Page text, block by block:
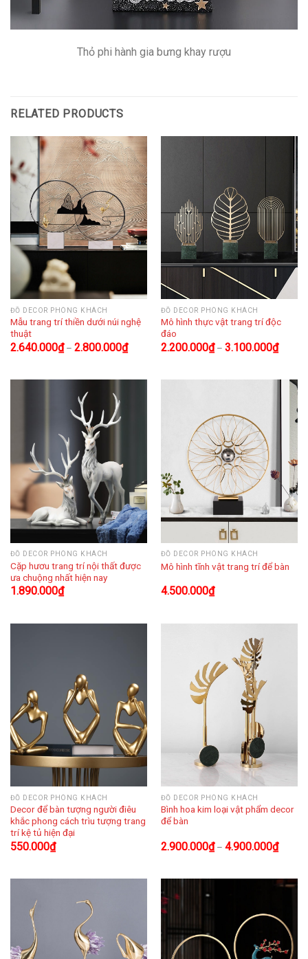
Thỏ phi hành gia bưng khay rượu
RELATED PRODUCTS
ĐỒ DECOR PHÒNG KHÁCH
Mẫu trang trí thiền dưới núi nghệ
thuật
2.640.000₫– 2.800.000₫
ĐỒ DECOR PHÒNG KHÁCH
Mô hình thực vật trang trí độc
đáo
2.200.000₫– 3.100.000₫
ĐỒ DECOR PHÒNG KHÁCH
Cặp hươu trang trí nội thất được
ưa chuộng nhất hiện nay
1.890.000₫
ĐỒ DECOR PHÒNG KHÁCH
Mô hình tĩnh vật trang trí để bàn
4.500.000₫
ĐỒ DECOR PHÒNG KHÁCH
Decor để bàn tượng người điêu
khắc phong cách trìu tượng trang
trí kệ tủ hiện đại
550.000₫
ĐỒ DECOR PHÒNG KHÁCH
Bình hoa kim loại vật phẩm decor
để bàn
2.900.000₫– 4.900.000₫